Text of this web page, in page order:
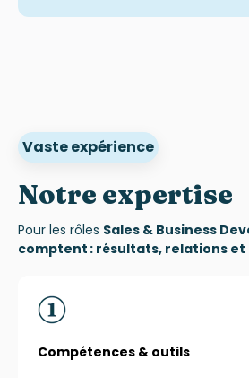
Vaste expérience
Notre expertise
Pour les rôles Sales & Business
comptent : résultats, relations et
Compétences & outils